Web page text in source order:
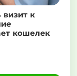
визит к
кошелек